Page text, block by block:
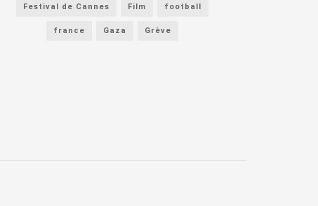
Festival de Cannes Film football
france Gaza Grève